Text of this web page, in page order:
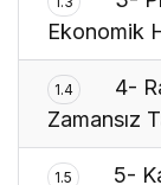
Ekonomik
1.4
4-
Zamansız
1.5
5-